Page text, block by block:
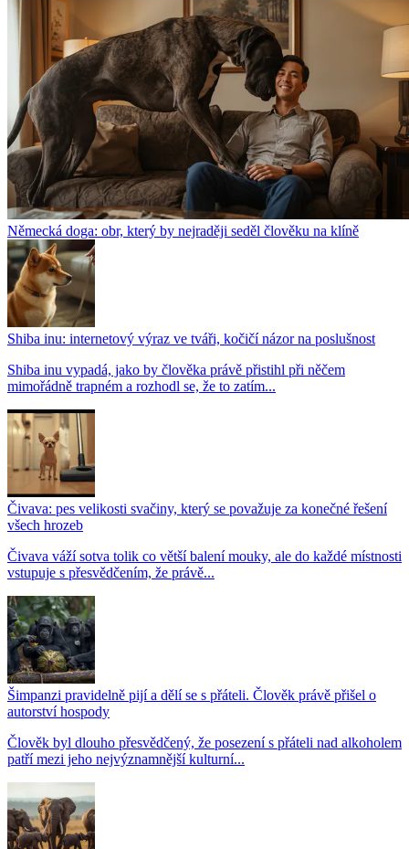
Německá doga: obr, který by nejraději seděl člověku na klíně
Shiba inu: internetový výraz ve tváři, kočičí názor na poslušnost
Shiba inu vypadá, jako by člověka právě přistihl při něčem
mimořádně trapném a rozhodl se, že to zatím...
Čivava: pes velikosti svačiny, který se považuje za konečné řešení
všech hrozeb
Čivava váží sotva tolik co větší balení mouky, ale do každé místnosti
vstupuje s přesvědčením, že právě...
Šimpanzi pravidelně pijí a dělí se s přáteli. Člověk právě přišel o
autorství hospody
Člověk byl dlouho přesvědčený, že posezení s přáteli nad alkoholem
patří mezi jeho nejvýznamnější kulturní...